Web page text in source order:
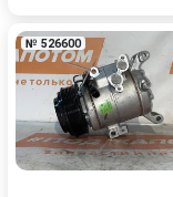
№ 526600